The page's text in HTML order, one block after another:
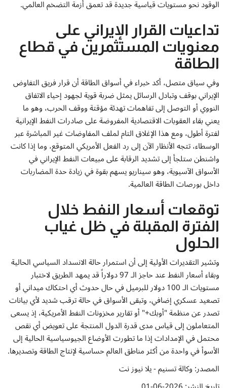
الوقود نحو مستويات قياسية جديدة قد تعمق أزمة التضخم العالمي.
تداعيات القرار الإيراني على
معنويات المستثمرين في قطاع
الطاقة
وفي سياق متصل، أكد خبراء في أسواق الطاقة أن قرار فريق التفاوض
الإيراني بوقف وتبادل الرسائل يمثل ضربة قوية لجهود إحياء الاتفاق
النووي أو التوصل إلى تفاهمات تهدئة مؤقتة ووقف الحرب، وهو ما
يعني بقاء العقوبات الاقتصادية المفروضة على صادرات النفط الإيرانية
لفترة أطول، ومع هذا الإغلاق التام لملف المفاوضات غير المباشرة عبر
الوسطاء، تتجه الأنظار الآن إلى رد الفعل الأمريكي المتوقع، وما إذا كانت
واشنطن ستلجأ إلى تشديد الرقابة على مبيعات النفط الإيراني في
الأسواق الآسيوية، وهو سيناريو يسهم بقوة في زيادة حدة المضاربات
داخل بورصات الطاقة العالمية.
توقعات أسعار النفط خلال
الفترة المقبلة في ظل غياب
الحلول
وتشير التقديرات الأولية إلى أن استمرار حالة الانسداد السياسي الحالية
وبقاء أسعار النفط عند حاجز الـ 97 دولاراً قد يمهد الطريق لاختبار
مستويات الـ 100 دولار للبرميل في حال حدوث أي احتكاك ميداني أو
تصعيد عسكري إضافي، وتبقى الأسواق في حالة ترقب شديد لأي بيانات
تصدر عن منظمة "أوبك+" أو تقارير مخزونات النفط الأمريكية، إذ يسعى
المتعاملون إلى قياس مدى قدرة الدول المنتجة على تعويض أي نقص
محتمل في الإمدادات إذا ما تطورت الأوضاع الجيوسياسية الحالية إلى
الأسوأ في واحدة من أكثر مناطق العالم حساسية لإنتاج الطاقة وتصديرها.
المصدر: وكالة تسنيم - يلا نيوز نت